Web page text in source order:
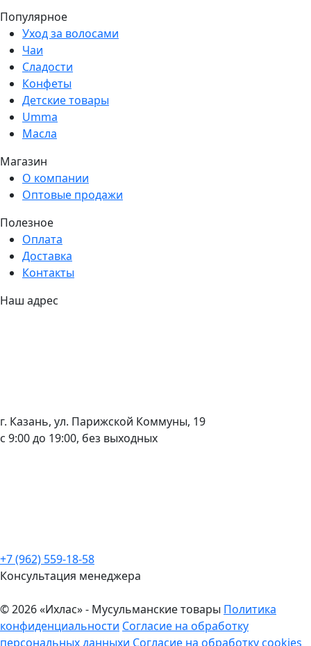
Популярное
Уход за волосами
Чаи
Сладости
Конфеты
Детские товары
Umma
Масла
Магазин
О компании
Оптовые продажи
Полезное
Оплата
Доставка
Контакты
Наш адрес
г. Казань, ул. Парижской Коммуны, 19
с 9:00 до 19:00, без выходных
+7 (962) 559-18-58
Консультация менеджера
© 2026 «Ихлас» - Мусульманские товары Политика
конфиденциальности Согласие на обработку
персональных данныхи Согласие на обработку cookies